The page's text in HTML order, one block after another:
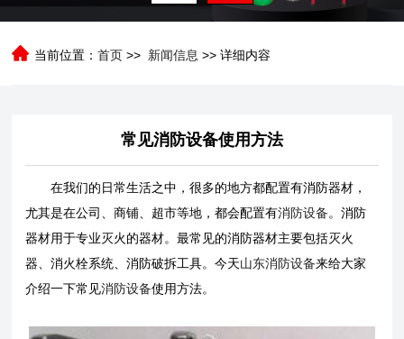
当前位置：首页 >> 新闻信息>> 详细内容
常见消防设备使用方法
在我们的日常生活之中，很多的地方都配置有消防器材，
尤其是在公司、商铺、超市等地，都会配置有消防设备。消防
器材用于专业灭火的器材。最常见的消防器材主要包括灭火
器、消火栓系统、消防破拆工具。今天山东消防设备来给大家
介绍一下常见消防设备使用方法。